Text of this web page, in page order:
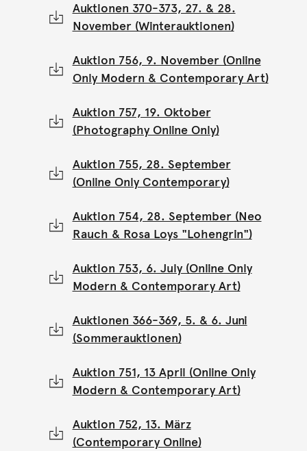
Auktionen 370-373, 27. & 28.
November (Winterauktionen)
Auktion 756, 9. November (Online
Only Modern & Contemporary Art)
Auktion 757, 19. Oktober
(Photography Online Only)
Auktion 755, 28. September
(Online Only Contemporary)
Auktion 754, 28. September (Neo
Rauch & Rosa Loys "Lohengrin")
Auktion 753, 6. July (Online Only
Modern & Contemporary Art)
Auktionen 366-369, 5. & 6. Juni
(Sommerauktionen)
Auktion 751, 13 April (Online Only
Modern & Contemporary Art)
Auktion 752, 13. März
(Contemporary Online)